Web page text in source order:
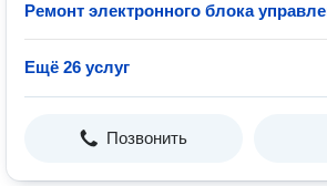
Ремонт электронного блока
Ещё 26 услуг
Позвонить